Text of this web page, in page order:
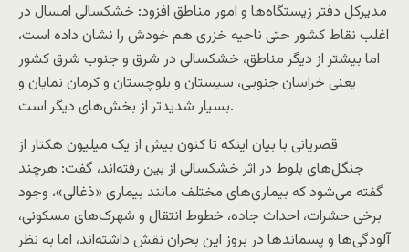
مدیرکل دفتر زیستگاه‌ها و امور مناطق افزود: خشکسالی امسال در
اغلب نقاط کشور حتی ناحیه خزری هم خودش را نشان داده است،
اما بیشتر از دیگر مناطق، خشکسالی در شرق و جنوب شرق کشور
یعنی خراسان جنوبی، سیستان و بلوچستان و کرمان نمایان و
بسیار شدید‌تر از بخش‌های دیگر است.
قصریانی با بیان اینکه تا کنون بیش از یک میلیون هکتار از
جنگل‌های بلوط در اثر خشکسالی از بین رفته‌اند، گفت: هرچند
گفته می‌شود که بیماری‌های مختلف مانند بیماری «ذغالی»، وجود
برخی حشرات، احداث جاده، خطوط انتقال و شهرک‌های مسکونی،
آلودگی‌ها و پسماند‌ها در بروز این بحران نقش داشته‌اند، اما به نظر